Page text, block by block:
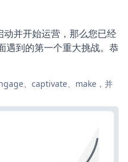
并开始运营，那么您已经
遇到的第一个重大挑战。恭
、captivate、make，并